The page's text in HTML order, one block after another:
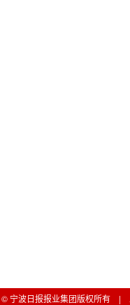
宁波日报报业集团版权所有 |